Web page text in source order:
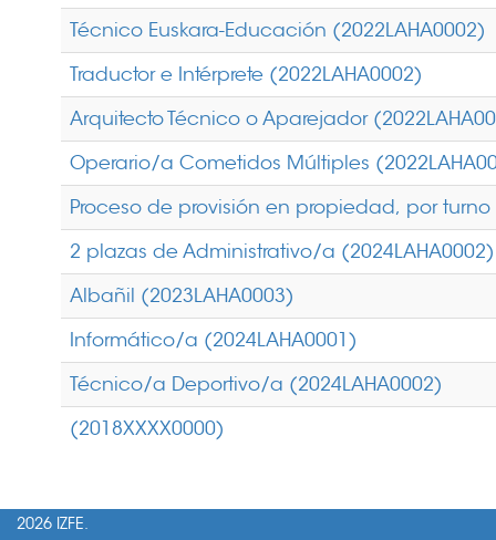
Técnico Euskara-Educación (2022LAHA0002)
Traductor e Intérprete (2022LAHA0002)
Arquitecto Técnico o Aparejador
Operario/a Cometidos Múltiples
Proceso de provisión en propiedad, por
2 plazas de Administrativo/a (2024LAHA0002)
Albañil (2023LAHA0003)
Informático/a (2024LAHA0001)
Técnico/a Deportivo/a (2024LAHA0002)
(2018XXXX0000)
2026 IZFE.